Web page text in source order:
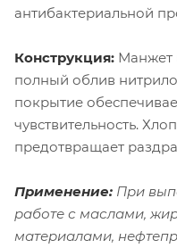
антибактериальной
Конструкция: Манжет
полный облив
покрытие
чувствительность.
предотвращает
Применение: При
работе с маслами,
материалами,